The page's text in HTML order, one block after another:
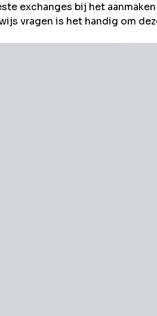
exchanges bij het
vragen is het handig om